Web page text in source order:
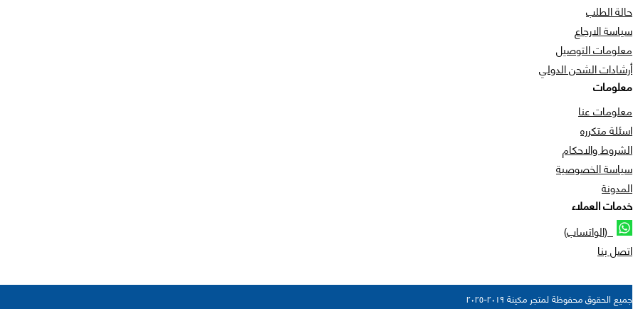
حالة الطلب
سياسة الارجاع
معلومات التوصيل
أرشادات الشحن الدولي
معلومات
معلومات عنا
اسئلة متكرره
الشروط والاحكام
سياسة الخصوصية
المدونة
خدمات العملاء
(الواتساب)
اتصل بنا
جميع الحقوق محفوظة لمتجر مكينة ٢٠١٩-٢٠٢٥